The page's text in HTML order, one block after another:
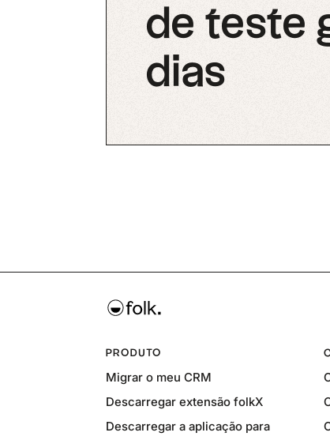
de teste
dias
PRODUTO
Migrar o meu CRM
Descarregar extensão folkX
Descarregar a aplicação para